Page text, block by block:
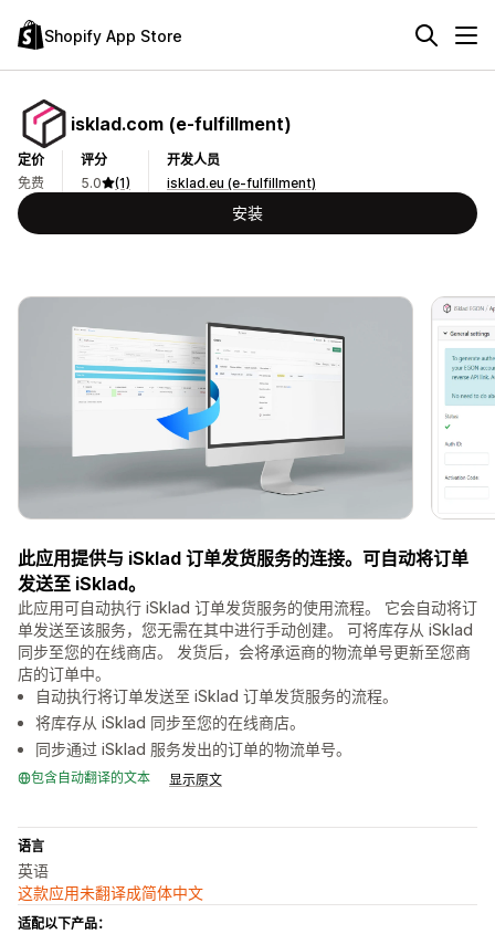
Shopify App Store
isklad.com (e‑fulfillment)
定价
免费
评分
5.0
(1)
开发人员
isklad.eu (e-fulfillment)
安装
此应用提供与 iSklad 订单发货服务的连接。可自动将订单
发送至 iSklad。
此应用可自动执行 iSklad 订单发货服务的使用流程。 它会自动将订
单发送至该服务，您无需在其中进行手动创建。 可将库存从 iSklad
同步至您的在线商店。 发货后，会将承运商的物流单号更新至您商
店的订单中。
自动执行将订单发送至 iSklad 订单发货服务的流程。
将库存从 iSklad 同步至您的在线商店。
同步通过 iSklad 服务发出的订单的物流单号。
包含自动翻译的文本 显示原文
语言
英语
这款应用未翻译成简体中文
适配以下产品：